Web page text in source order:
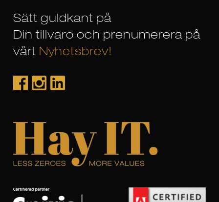
Sätt guldkant på
Din tillvaro och prenumerera på
vårt Nyhetsbrev!